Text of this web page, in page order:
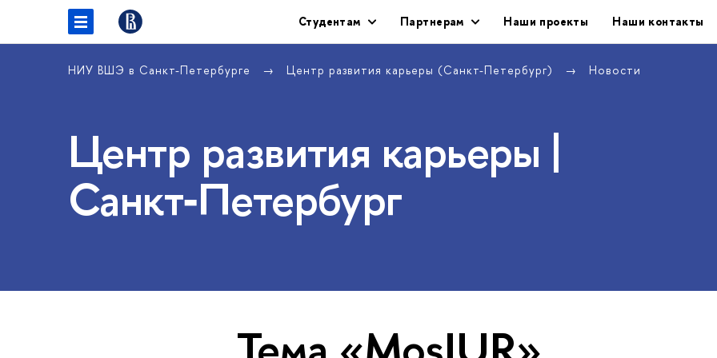
Студентам Партнерам Наши проекты Наши контакты
НИУ ВШЭ в Санкт-Петербурге Центр развития карьеры (Санкт-Петербург) Новости
Центр развития карьеры |
Санкт‑Петербург